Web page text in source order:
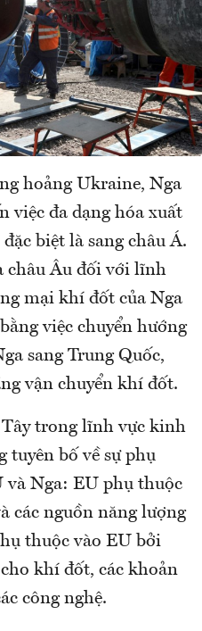
hoảng Ukraine, Nga
việc đa dạng hóa xuất
biệt là sang châu Á.
châu Âu đối với lĩnh
mại khí đốt của Nga
việc chuyển hướng
sang Trung Quốc,
vận chuyển khí đốt.
Tây trong lĩnh vực kinh
tuyên bố về sự phụ
và Nga: EU phụ thuộc
các nguồn năng lượng
thuộc vào EU bởi
khí đốt, các khoản
công nghệ.